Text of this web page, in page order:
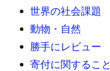
世界の社会課題
動物・自然
勝手にレビュー
寄付に関すること